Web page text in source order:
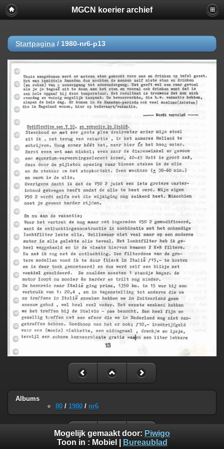
MGCN koerier archief
Startpagina / 1980-nr6-p13
Albums
80 / 1980 / nr6
Mogelijk gemaakt door: Piwigo
Toon in : Mobiel Bureaublad